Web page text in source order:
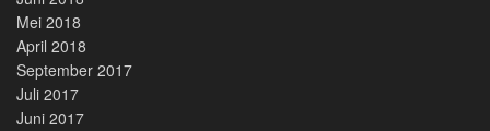
Mei 2018
April 2018
September 2017
Juli 2017
Juni 2017